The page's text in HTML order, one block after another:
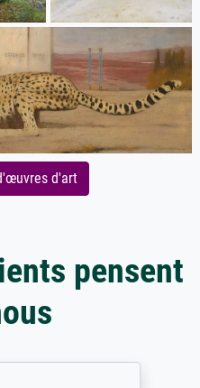
d'art
pensent